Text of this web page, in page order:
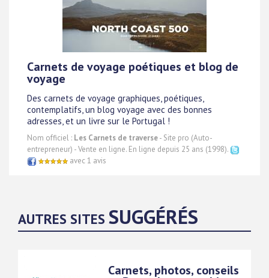
Carnets de voyage poétiques et blog de
voyage
Des carnets de voyage graphiques, poétiques,
contemplatifs, un blog voyage avec des bonnes
adresses, et un livre sur le Portugal !
Nom officiel : Les Carnets de traverse- Site pro (Auto-
entrepreneur) - Vente en ligne. En ligne depuis 25 ans (1998).
avec 1 avis
AUTRES SITES SUGGÉRÉS
Carnets, photos, conseils